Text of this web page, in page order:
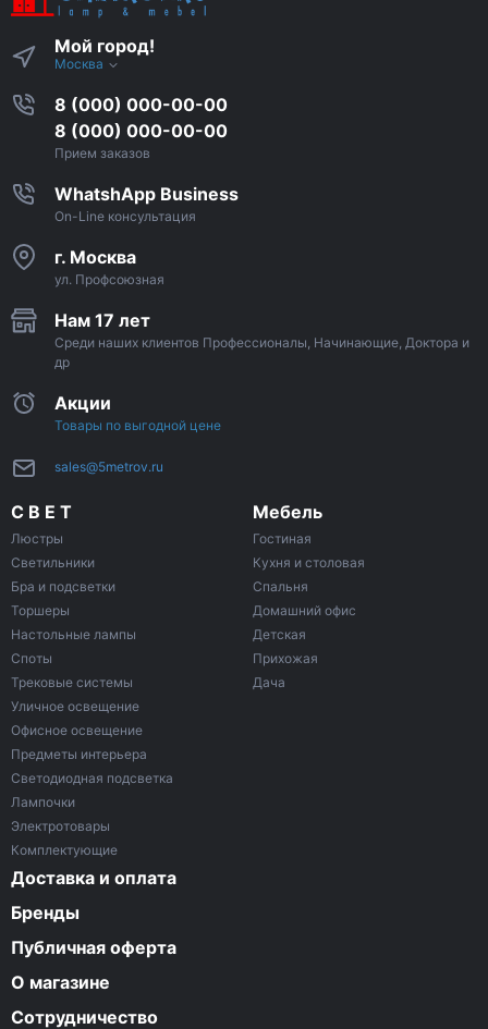
Мой город!
Москва
8 (000) 000-00-00
8 (000) 000-00-00
Прием заказов
WhatshApp Business
On-Line консультация
г. Москва
ул. Профсоюзная
Нам 17 лет
Среди наших клиентов Профессионалы, Начинающие, Доктора и
др
Акции
Товары по выгодной цене
sales@5metrov.ru
С В Е Т
Люстры
Светильники
Бра и подсветки
Торшеры
Настольные лампы
Споты
Трековые системы
Уличное освещение
Офисное освещение
Предметы интерьера
Светодиодная подсветка
Лампочки
Электротовары
Комплектующие
Мебель
Гостиная
Кухня и столовая
Спальня
Домашний офис
Детская
Прихожая
Дача
Доставка и оплата
Бренды
Публичная оферта
О магазине
Сотрудничество